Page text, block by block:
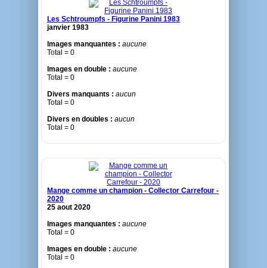
Les Schtroumpfs - Figurine Panini 1983
janvier 1983
Images manquantes : aucune
Total = 0
Images en double : aucune
Total = 0
Divers manquants : aucun
Total = 0
Divers en doubles : aucun
Total = 0
Mange comme un champion - Collector Carrefour -
2020
25 aout 2020
Images manquantes : aucune
Total = 0
Images en double : aucune
Total = 0